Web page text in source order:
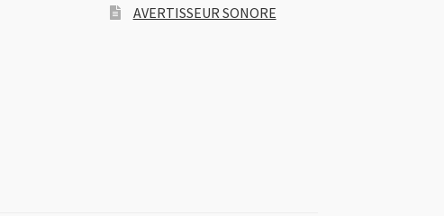
AVERTISSEUR SONORE